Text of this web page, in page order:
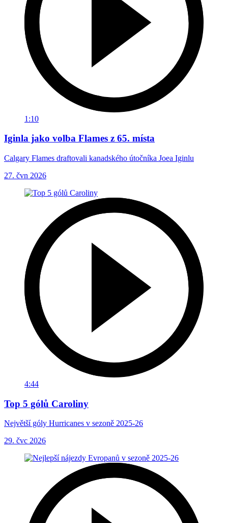
1:10
Iginla jako volba Flames z 65. místa
Calgary Flames draftovali kanadského útočníka Joea Iginlu
27. čvn 2026
4:44
Top 5 gólů Caroliny
Největší góly Hurricanes v sezoně 2025-26
29. čvc 2026